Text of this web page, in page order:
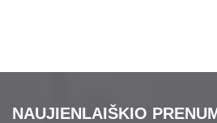
NAUJIENLAIŠKIO